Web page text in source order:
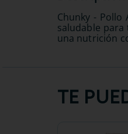
Chunky -
saludable
una nutrición
TE